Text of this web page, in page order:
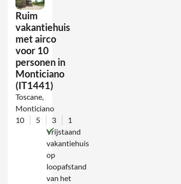
Ruim
vakantiehuis
met airco
voor 10
personen in
Monticiano
(IT1441)
Toscane,
Monticiano
10
5 3
1
Vrijstaand
vakantiehuis
op
loopafstand
van het